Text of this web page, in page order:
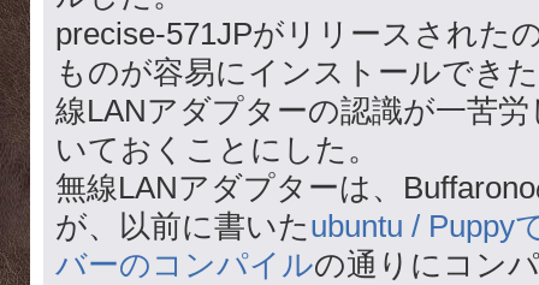
precise-571JPがリリースされた
ものが容易にインストールでき
線LANアダプターの認識が一苦
いておくことにした。
無線LANアダプターは、
が、以前に書いたubuntu / Puppy
バーのコンパイルの通りにコン